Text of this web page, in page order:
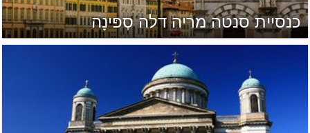
כנסיית סנטה מריה דלה סְפּינָה